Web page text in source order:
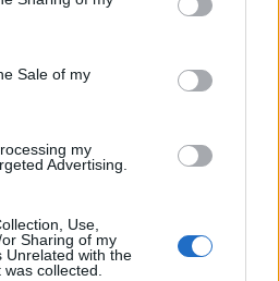
Sale of my
my
Advertising.
Use,
Sharing of my
Unrelated with the
collected.
2 év napon belüli
BEJELENTKEZÉS